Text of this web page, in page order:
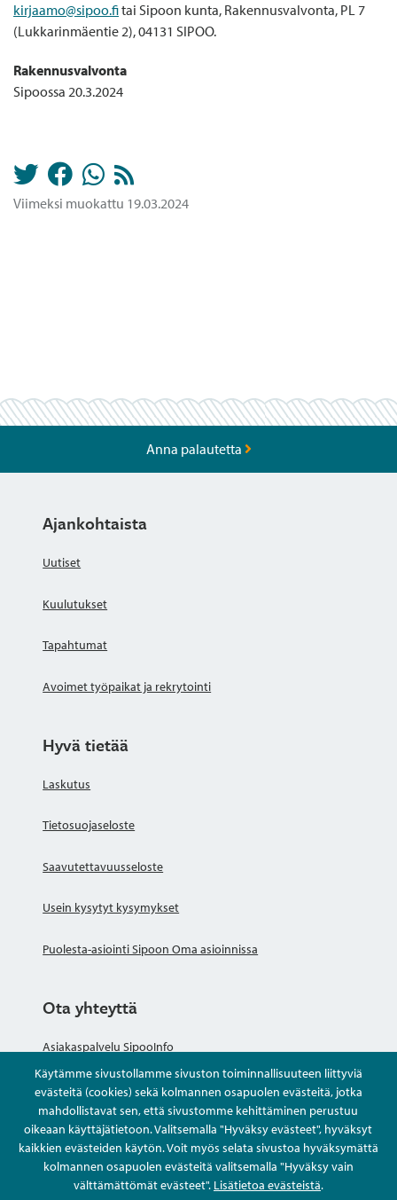
kirjaamo@sipoo.fitai Sipoon kunta, Rakennusvalvonta, PL 7
(Lukkarinmäentie 2), 04131 SIPOO.
Rakennusvalvonta
Sipoossa 20.3.2024
Viimeksi muokattu 19.03.2024
Käytämme sivustollamme sivuston toiminnallisuuteen liittyviä
evästeitä (cookies) sekä kolmannen osapuolen evästeitä, jotka
mahdollistavat sen, että sivustomme kehittäminen perustuu
oikeaan käyttäjätietoon. Valitsemalla "Hyväksy evästeet", hyväksyt
kaikkien evästeiden käytön. Voit myös selata sivustoa hyväksymättä
kolmannen osapuolen evästeitä valitsemalla "Hyväksy vain
välttämättömät evästeet". Lisätietoa evästeistä.
Anna palautetta
Ajankohtaista
Uutiset
Kuulutukset
Tapahtumat
Avoimet työpaikat ja rekrytointi
Hyvä tietää
Laskutus
Tietosuojaseloste
Saavutettavuusseloste
Usein kysytyt kysymykset
Puolesta-asiointi Sipoon Oma asioinnissa
Ota yhteyttä
Asiakaspalvelu SipooInfo
Anna palautetta nimettömästi
Kysy tai asioi
Yhteystiedot